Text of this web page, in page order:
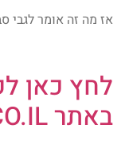
אז מה זה אומר לגבי
לחץ כאן
באתר FUNDER.CO.IL